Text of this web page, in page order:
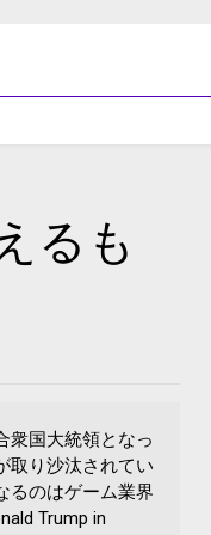
るも
衆国大統領となっ
取り沙汰されてい
るのはゲーム業界
Trump in